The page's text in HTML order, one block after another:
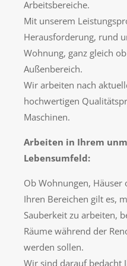
Arbeitsbereiche.
Mit unserem
Herausforderung, rund
Wohnung, ganz gleich
Außenbereich.
Wir arbeiten nach
hochwertigen
Maschinen.
Arbeiten in Ihrem
Lebensumfeld:
Ob Wohnungen, Häuser
Ihren Bereichen gilt es,
Sauberkeit zu arbeiten,
Räume während der
werden sollen.
Wir sind darauf bedacht